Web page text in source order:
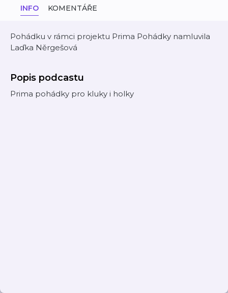
INFO KOMENTÁŘE
Pohádku v rámci projektu Prima Pohádky namluvila
Laďka Něrgešová
Popis podcastu
Prima pohádky pro kluky i holky